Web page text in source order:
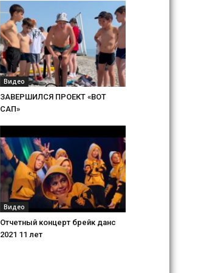
Видео
ЗАВЕРШИЛСЯ ПРОЕКТ «ВОТ
САП»
Видео
Отчетный концерт брейк данс
2021 11 лет